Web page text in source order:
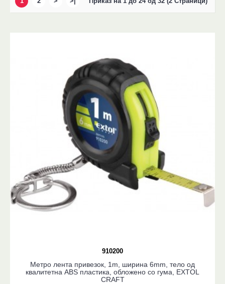
910200
Метро лента привезок, 1m, ширина 6mm, тело од
квалитетна ABS пластика, обложено со гума, EXTOL
CRAFT